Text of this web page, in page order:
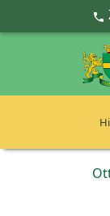
Ugrás a fő 